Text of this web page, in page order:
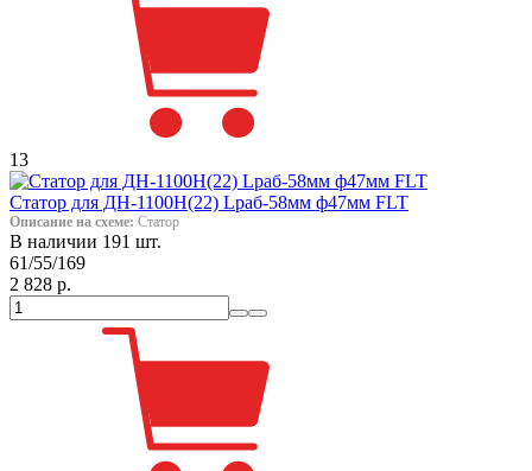
13
Статор для ДН-1100Н(22) Lраб-58мм ф47мм FLT
Описание на схеме: Статор
В наличии 191 шт.
61/55/169
2 828 р.